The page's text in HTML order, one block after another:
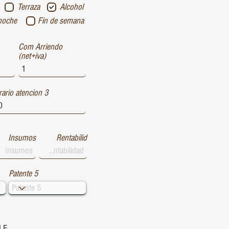
Alcohol
Terraza
Fin de semana
Com Arriendo
(net+iva)
atencion 3
Insumos Rentabilid
Patente 5